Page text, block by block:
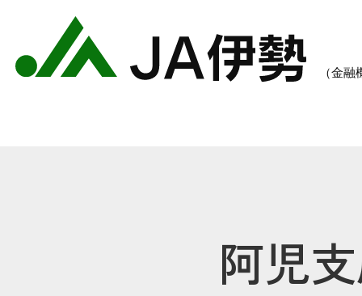
各種手数料一覧 各種
阿児